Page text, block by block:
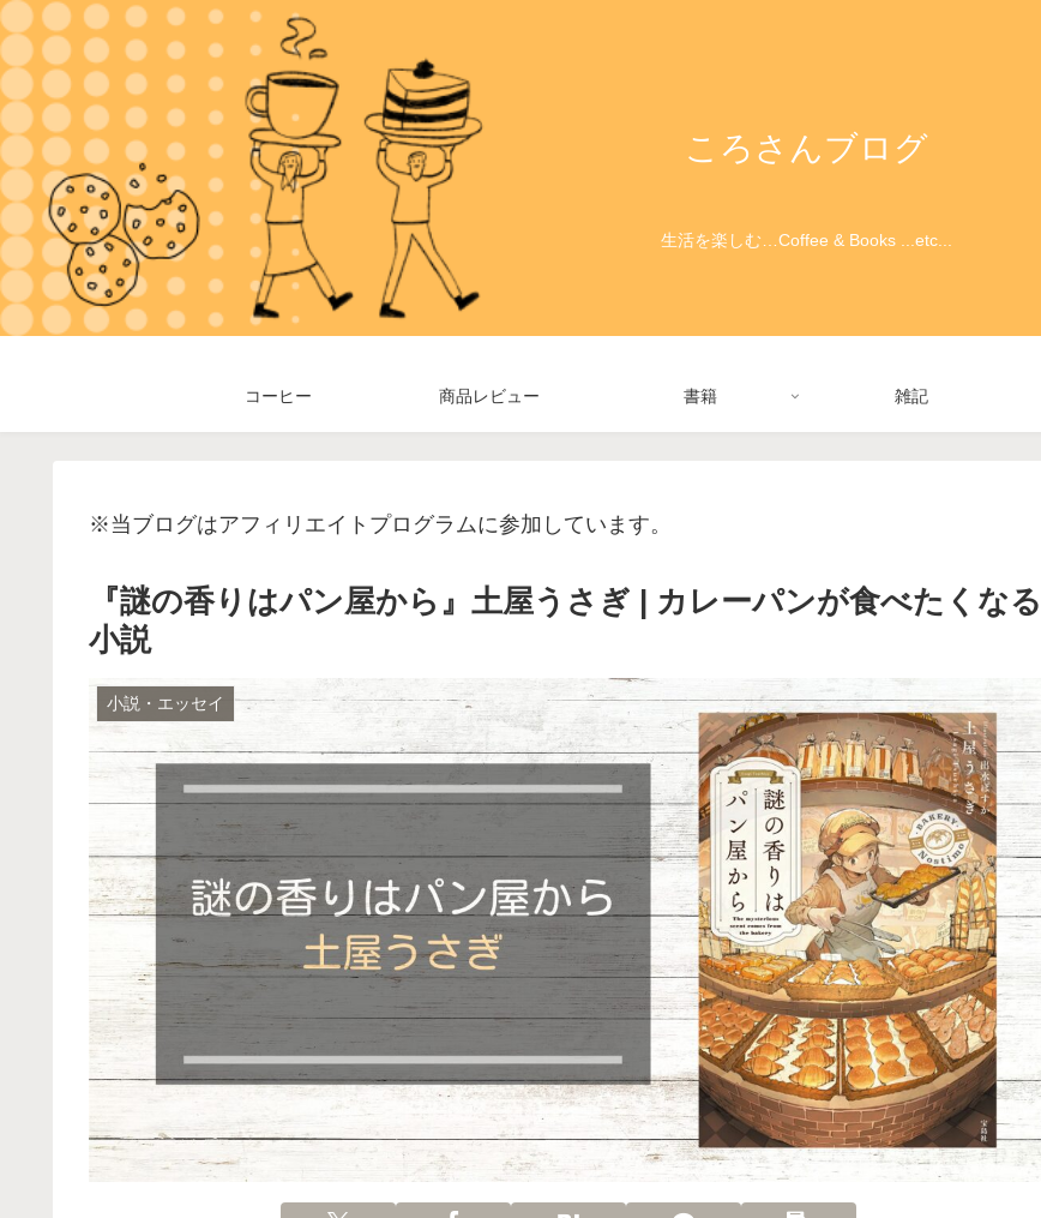
ころさんブログ
生活を楽しむ…Coffee & Books ...etc...
コーヒー 商品レビュー 書籍 雑記
※当ブログはアフィリエイトプログラムに参加しています。
『謎の香りはパン屋から』土屋うさぎ | カレーパンが食べたくなる
小説
小説・エッセイ